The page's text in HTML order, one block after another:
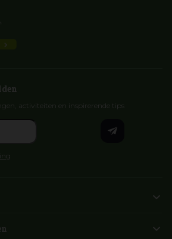
activiteiten en inspirerende tips